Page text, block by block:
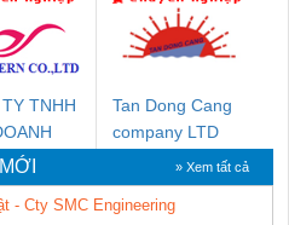
TNHH
XNK
NAM
Tan Dong Cang
company LTD
» Xem tất cả
- Cty SMC Engineering